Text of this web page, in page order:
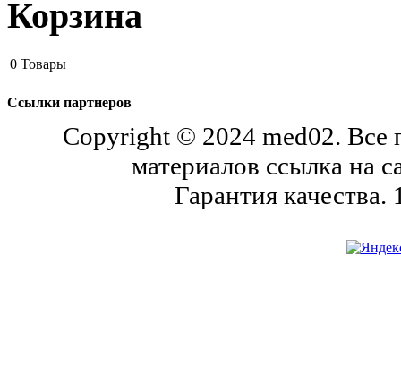
Корзина
0 Товары
Ссылки партнеров
Copyright © 2024 med02. Все
материалов ссылка на
Гарантия